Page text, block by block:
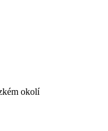
okolí